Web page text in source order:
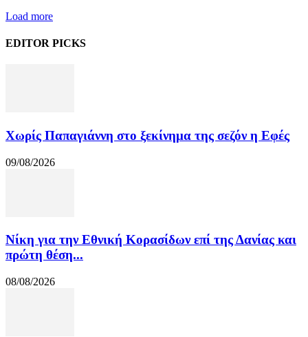
Load more
EDITOR PICKS
Χωρίς Παπαγιάννη στο ξεκίνημα της σεζόν η Εφές
09/08/2026
Νίκη για την Εθνική Κορασίδων επί της Δανίας και
πρώτη θέση...
08/08/2026